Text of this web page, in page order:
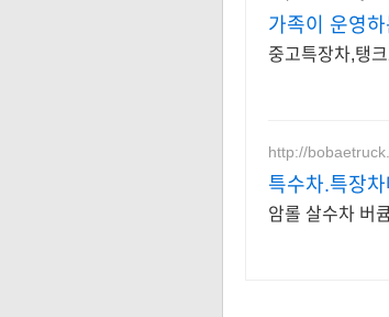
가족이 운영
중고특장차,탱
http://
특수차.특장
암롤 살수차 버